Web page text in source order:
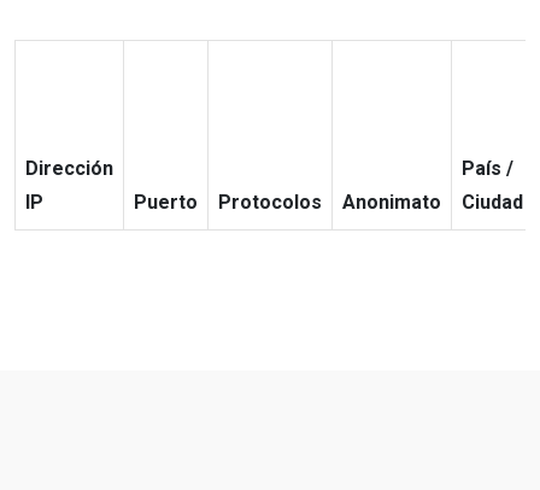
Dirección
IP
Puerto Protocolos Anonimato
País /
Ciudad